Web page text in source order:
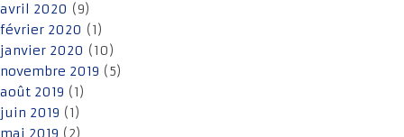
avril 2020 (9)
février 2020 (1)
janvier 2020 (10)
novembre 2019 (5)
août 2019 (1)
juin 2019 (1)
mai 2019 (2)